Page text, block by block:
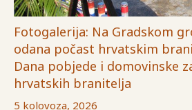
Fotogalerija: Na Gradskom
odana počast hrvatskim
Dana pobjede i domovinske
hrvatskih branitelja
5 kolovoza, 2026